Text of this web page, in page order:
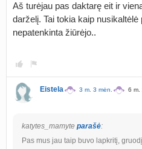
Aš turėjau pas daktarę eit ir
darželį. Tai tokia kaip
nepatenkinta žiūrėjo..
Eistela 3 m. 3 mėn. 6 m.
katytes_mamyte parašė:
Pas mus jau taip buvo lapkritį,